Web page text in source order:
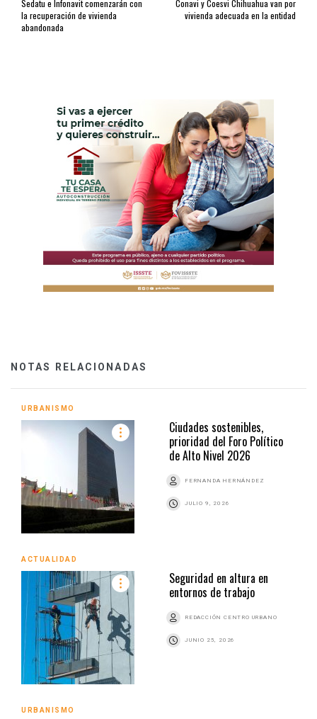
Sedatu e Infonavit comenzarán con
la recuperación de vivienda
abandonada
Conavi y Coesvi Chihuahua van por
vivienda adecuada en la entidad
NOTAS RELACIONADAS
URBANISMO
Ciudades sostenibles,
prioridad del Foro Político
de Alto Nivel 2026
FERNANDA HERNÁNDEZ
JULIO 9, 2026
ACTUALIDAD
Seguridad en altura en
entornos de trabajo
REDACCIÓN CENTRO URBANO
JUNIO 25, 2026
URBANISMO